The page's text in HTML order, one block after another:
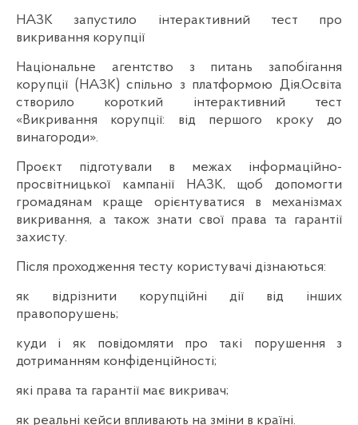
НАЗК запустило інтерактивний тест про
викривання корупції
Національне агентство з питань запобігання
корупції (НАЗК) спільно з платформою Дія.Освіта
створило короткий інтерактивний тест
«Викривання корупції: від першого кроку до
винагороди».
Проєкт підготували в межах інформаційно-
просвітницької кампанії НАЗК, щоб допомогти
громадянам краще орієнтуватися в механізмах
викривання, а також знати свої права та гарантії
захисту.
Після проходження тесту користувачі дізнаються:
як відрізнити корупційні дії від інших
правопорушень;
куди і як повідомляти про такі порушення з
дотриманням конфіденційності;
які права та гарантії має викривач;
як реальні кейси впливають на зміни в країні.